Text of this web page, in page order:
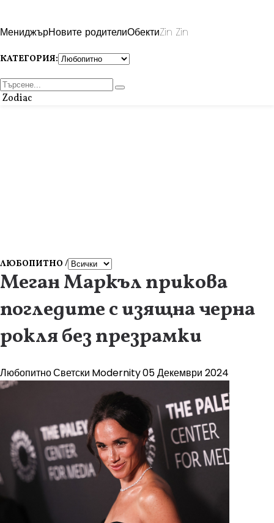
МениджърНовите родителиОбектиZin Zin
КАТЕГОРИЯ:
Zodiac
ЛЮБОПИТНО /
Меган Маркъл прикова
погледите с изящна черна
рокля без презрамки
ЛюбопитноСветски Modernity05 Декември 2024